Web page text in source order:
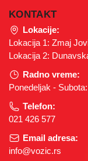
KONTAKT
Lokacije:
Lokacija 1: Zmaj
Lokacija 2:
Radno vreme:
Ponedeljak -
Telefon:
021 426 577
Email adresa:
info@vozic.rs